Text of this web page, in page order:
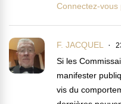
Connectez-
F. JACQUEL
Si les
manifester
vis du